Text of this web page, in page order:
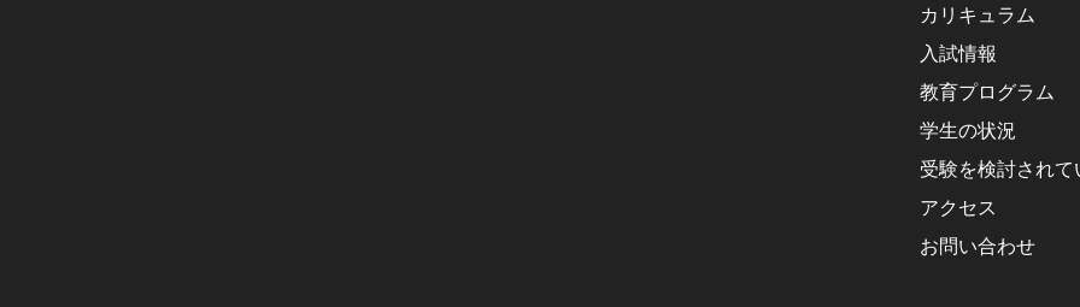
カリキュラム
入試情報
教育プログラム
学生の状況
受験を検討され
アクセス
お問い合わせ